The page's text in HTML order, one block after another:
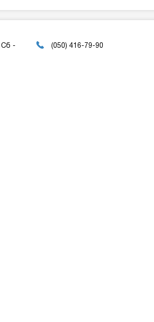
Сб -
(050) 416-79-90